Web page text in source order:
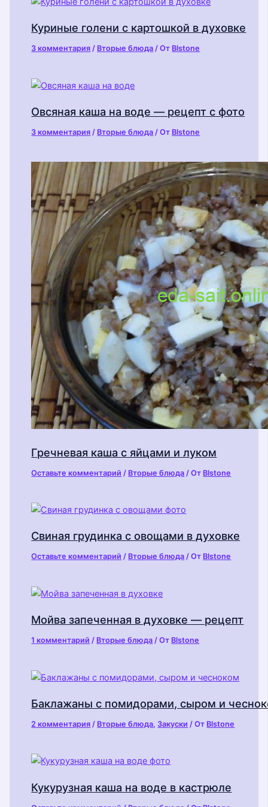
Куриные голени с картошкой в духовке
3 комментария / Вторые блюда / От Blstone
Овсяная каша на воде — рецепт с фото
3 комментария / Вторые блюда / От Blstone
Гречневая каша с яйцами и луком
Оставьте комментарий / Вторые блюда / От Blstone
Свиная грудинка с овощами в духовке
Оставьте комментарий / Вторые блюда / От Blstone
Мойва запеченная в духовке — рецепт
1 комментарий / Вторые блюда / От Blstone
Баклажаны с помидорами, сыром и
2 комментария / Вторые блюда, Закуски / От Blstone
Кукурузная каша на воде в кастрюле